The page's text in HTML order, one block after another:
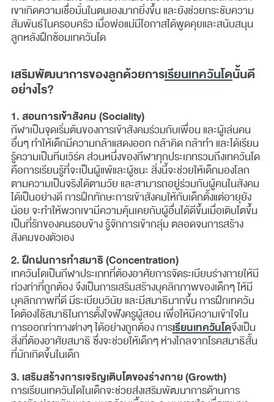
เขาเกิดความเชื่อมั่นในตนเองมากยิ่งขึ้น และยังช่วยกระชับความ
สัมพันธ์ในครอบครัว เมื่อพ่อแม่มีโอกาสได้พูดคุยและสนับสนุน
ลูกหลังฝึกซ้อมเทควันโด
เสริมพัฒนาการของลูกด้วยการเรียนเทควันโดนั้นดี
อย่างไร?
1. สอนการเข้าสังคม (Sociality)
กีฬาเป็นจุดเริ่มต้นของการเข้าสังคมร่วมกับเพื่อน และผู้เล่นคน
อื่นๆ ทำให้เด็กมีความกล้าแสดงออก กล้าคิด กล้าทำ และได้เรียน
รู้ความเป็นทีมเวิร์ค ส่วนหนึ่งของกีฬาทุกประเภทรวมถึงเทควันโด
คือการเรียนรู้ที่จะเป็นผู้แพ้และผู้ชนะ สิ่งนี้จะช่วยให้เด็กมองโลก
ตามความเป็นจริงได้ตามวัย และสามารถอยู่ร่วมกับผู้คนในสังคม
ได้เป็นอย่างดี การฝึกทักษะการเข้าสังคมให้กับเด็กตั้งแต่อายุยัง
น้อย จะทำให้พวกเขามีความคุ้นเคยกับผู้อื่นได้ดีขึ้นเมื่อเติบโตขึ้น
เป็นที่รักของคนรอบข้าง รู้จักการเข้ากลุ่ม ตลอดจนการสร้าง
สังคมของตัวเอง
2. ฝึกฝนการทำสมาธิ (Concentration)
เทควันโดเป็นกีฬาประเภทที่ต้องอาศัยการจัดระเบียบร่างกายให้มี
ท่วงท่าที่ถูกต้อง จึงเป็นการเสริมสร้างบุคลิกภาพของเด็กๆ ให้มี
บุคลิกภาพที่ดี มีระเบียบวินัย และมีสมาธิมากขึ้น การฝึกเทควัน
โดต้องใช้สมาธิในการตั้งใจฟังครูผู้สอน เพื่อให้มีความเข้าใจใน
การออกท่าทางต่างๆ ได้อย่างถูกต้อง การเรียนเทควันโดจึงเป็น
สิ่งที่ต้องอาศัยสมาธิ ซึ่งจะช่วยให้เด็กๆ ห่างไกลจากโรคสมาธิสั้น
ที่มักเกิดขึ้นในเด็ก
3. เสริมสร้างการเจริญเติบโตของร่างกาย (Growth)
การเรียนเทควันโดในเด็กจะช่วยส่งเสริมพัฒนาการด้านการ